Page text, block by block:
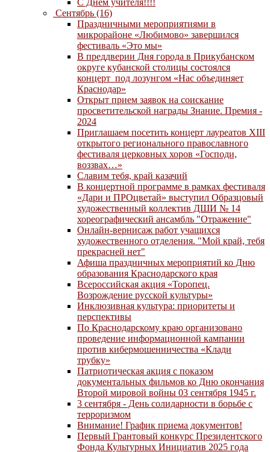
С Днем учителя!!!!
Сентябрь (16)
Праздничными мероприятиями в
микрорайоне «Любимово» завершился
фестиваль «Это мы»
В преддверии Дня города в Прикубанском
округе кубанской столицы состоялся
концерт под лозунгом «Нас объединяет
Краснодар»
Открыт прием заявок на соискание
просветительской награды Знание. Премия -
2024
Приглашаем посетить концерт лауреатов XIII
открытого регионального православного
фестиваля церковных хоров «Господи,
воззвах…»
Славим тебя, край казачий
В концертной программе в рамках фестиваля
«Дари и ПРОцветай» выступил Образцовый
художественный коллектив ДШИ № 14
хореографический ансамбль "Отражение"
Онлайн-вернисаж работ учащихся
художественного отделения. "Мой край, тебя
прекрасней нет"
Афиша праздничных мероприятий ко Дню
образования Краснодарского края
Всероссийская акция «Торопец.
Возрождение русской культуры»
Инклюзивная культура: приоритеты и
перспективы
По Краснодарскому краю организовано
проведение информационной кампании
против кибермошенничества «Клади
трубку»
Патриотическая акция с показом
документальных фильмов ко Дню окончания
Второй мировой войны 03 сентября 1945 г.
3 сентября - День солидарности в борьбе с
терроризмом
Внимание! График приема документов!
Первый Грантовый конкурс Президентского
Фонда Культурных Инициатив 2025 года